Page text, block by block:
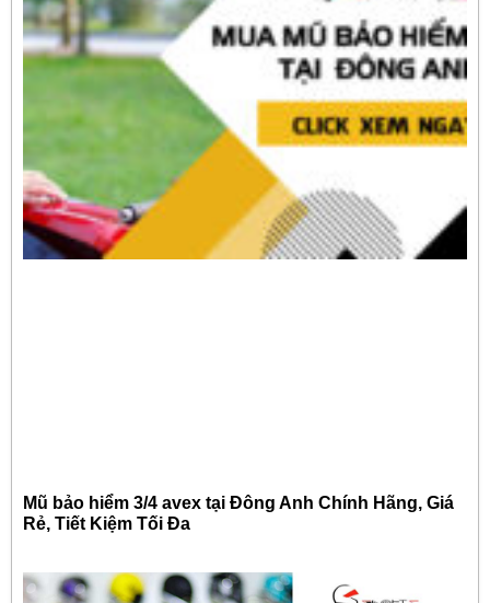
Mũ bảo hiểm 3/4 avex tại Đông Anh Chính Hãng, Giá
Rẻ, Tiết Kiệm Tối Đa